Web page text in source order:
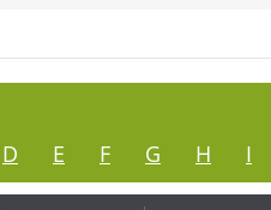
D E F G H I